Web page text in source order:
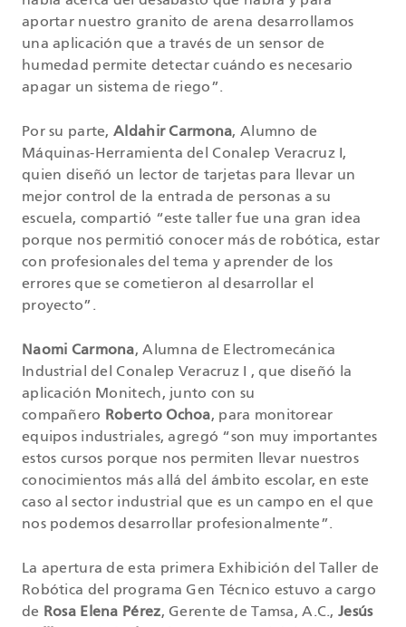
aportar nuestro granito de arena desarrollamos
una aplicación que a través de un sensor de
humedad permite detectar cuándo es necesario
apagar un sistema de riego”.
Por su parte,Aldahir Carmona, Alumno de
Máquinas-Herramienta del Conalep Veracruz I,
quien diseñó un lector de tarjetas para llevar un
mejor control de la entrada de personas a su
escuela, compartió “este taller fue una gran idea
porque nos permitió conocer más de robótica, estar
con profesionales del tema y aprender de los
errores que se cometieron al desarrollar el
proyecto”.
Naomi Carmona, Alumna de Electromecánica
Industrial del Conalep Veracruz I , que diseñó la
aplicación Monitech, junto con su
compañero Roberto Ochoa, para monitorear
equipos industriales, agregó “son muy importantes
estos cursos porque nos permiten llevar nuestros
conocimientos más allá del ámbito escolar, en este
caso al sector industrial que es un campo en el que
nos podemos desarrollar profesionalmente”.
La apertura de esta primera Exhibición del Taller de
Robótica del programa Gen Técnico estuvo a cargo
de Rosa Elena Pérez, Gerente de Tamsa, A.C.,Jesús